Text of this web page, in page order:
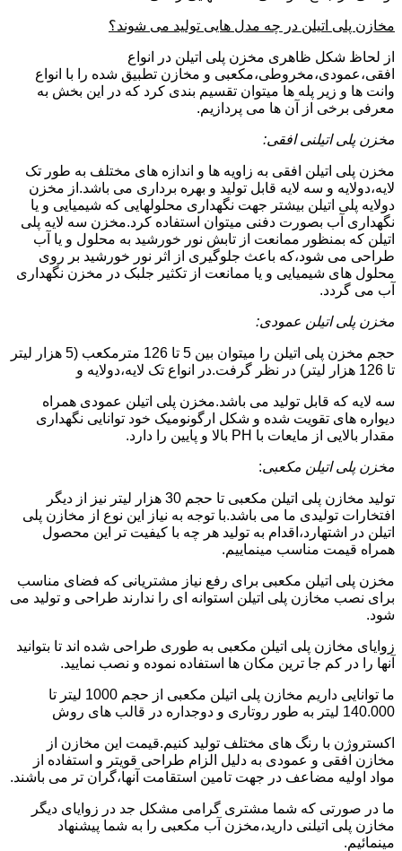
مخازن پلی اتیلن در چه مدل هایی تولید می شوند؟
از لحاظ شکل ظاهری مخزن پلی اتیلن در انواع
افقی،عمودی،مخروطی،مکعبی و مخازن تطبیق شده را با انواع
وانت ها و زیر پله ها میتوان تقسیم بندی کرد که در این بخش به
معرفی برخی از آن ها می پردازیم.
مخزن پلی اتیلنی افقی:
مخزن پلی اتیلن افقی به زاویه ها و اندازه های مختلف به طور تک
لایه،دولایه و سه لایه قابل تولید و بهره برداری می باشد.از مخزن
دولایه پلی اتیلن بیشتر جهت نگهداری محلولهایی که شیمیایی و یا
نگهداری آب بصورت دفنی میتوان استفاده کرد.مخزن سه لایه پلی
اتیلن که بمنظور ممانعت از تابش نور خورشید به محلول و یا آب
طراحی می شود،که باعث جلوگیری از اثر نور خورشید بر روی
محلول های شیمیایی و یا ممانعت از تکثیر جلبک در مخزن نگهداری
آب می گردد.
مخزن پلی اتیلن عمودی:
حجم مخزن پلی اتیلن را میتوان بین 5 تا 126 مترمکعب (5 هزار لیتر
تا 126 هزار لیتر) در نظر گرفت.در انواع تک لایه،دولایه و
سه لایه که قابل تولید می باشد.مخزن پلی اتیلن عمودی همراه
دیواره های تقویت شده و شکل ارگونومیک خود توانایی نگهداری
مقدار بالایی از مایعات با PH بالا و پایین را دارد.
مخزن پلی اتیلن مکعبی:
تولید مخازن پلی اتیلن مکعبی تا حجم 30 هزار لیتر نیز از دیگر
افتخارات تولیدی ما می باشد.با توجه به نیاز این نوع از مخازن پلی
اتیلن در اشتهارد،اقدام به تولید هر چه با کیفیت تر این محصول
همراه قیمت مناسب مینماییم.
مخزن پلی اتیلن مکعبی برای رفع نیاز مشتریانی که فضای مناسب
برای نصب مخازن پلی اتیلن استوانه ای را ندارند طراحی و تولید می
شود.
زوایای مخازن پلی اتیلن مکعبی به طوری طراحی شده اند تا بتوانید
آنها را در کم جا ترین مکان ها استفاده نموده و نصب نمایید.
ما توانایی داریم مخازن پلی اتیلن مکعبی از حجم 1000 لیتر تا
140.000 لیتر به طور روتاری و دوجداره در قالب های روش
اکستروژن با رنگ های مختلف تولید کنیم.قیمت این مخازن از
مخازن افقی و عمودی به دلیل الزام طراحی قویتر و استفاده از
مواد اولیه مضاعف در جهت تامین استقامت آنها،گران تر می باشند.
ما در صورتی که شما مشتری گرامی مشکل جد در زوایای دیگر
مخازن پلی اتیلنی دارید،مخزن آب مکعبی را به شما پیشنهاد
مینمائیم.